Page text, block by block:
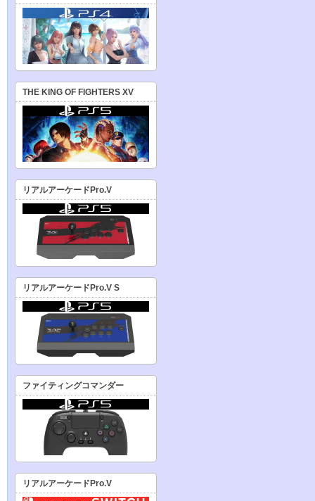
THE KING OF FIGHTERS XV
リアルアーケードPro.V
リアルアーケードPro.V S
ファイティングコマンダー
リアルアーケードPro.V